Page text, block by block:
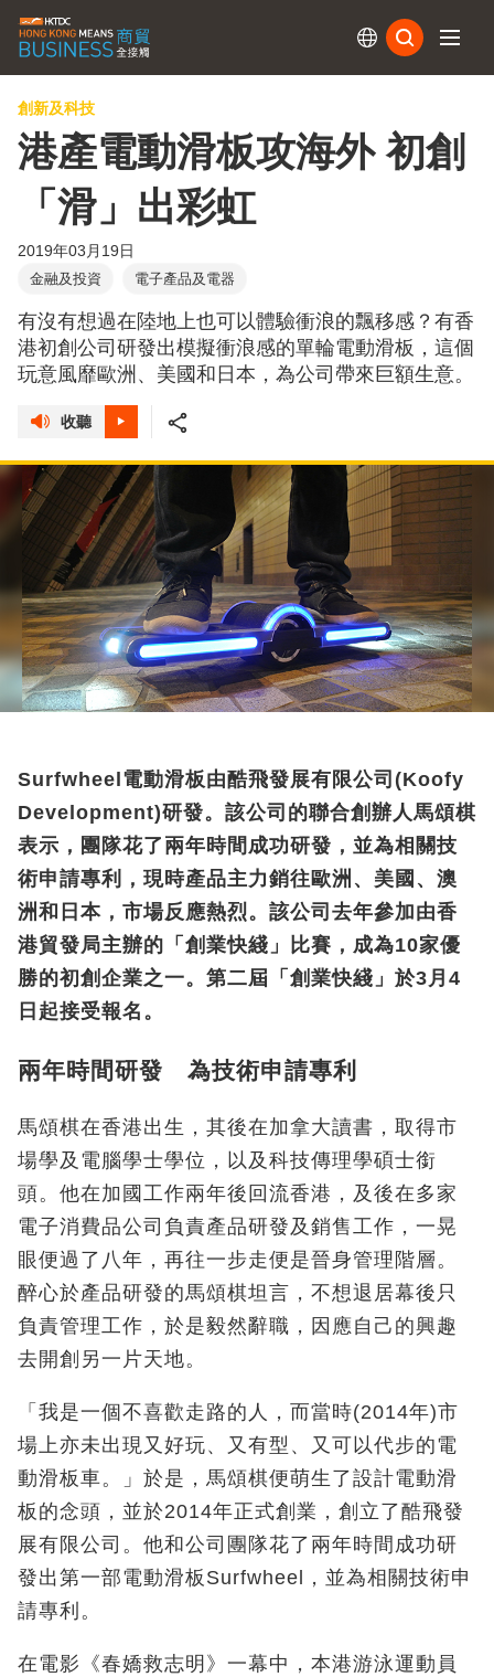
創新及科技
港產電動滑板攻海外 初創
「滑」出彩虹
2019年03月19日
金融及投資 電子產品及電器
有沒有想過在陸地上也可以體驗衝浪的飄移感？有香
港初創公司研發出模擬衝浪感的單輪電動滑板，這個
玩意風靡歐洲、美國和日本，為公司帶來巨額生意。
收聽
Surfwheel電動滑板由酷飛發展有限公司(Koofy
Development)研發。該公司的聯合創辦人馬頌棋
表示，團隊花了兩年時間成功研發，並為相關技
術申請專利，現時產品主力銷往歐洲、美國、澳
洲和日本，市場反應熱烈。該公司去年參加由香
港貿發局主辦的「創業快綫」比賽，成為10家優
勝的初創企業之一。第二屆「創業快綫」於3月4
日起接受報名。
兩年時間研發 為技術申請專利
馬頌棋在香港出生，其後在加拿大讀書，取得市
場學及電腦學士學位，以及科技傳理學碩士銜
頭。他在加國工作兩年後回流香港，及後在多家
電子消費品公司負責產品研發及銷售工作，一晃
眼便過了八年，再往一步走便是晉身管理階層。
醉心於產品研發的馬頌棋坦言，不想退居幕後只
負責管理工作，於是毅然辭職，因應自己的興趣
去開創另一片天地。
「我是一個不喜歡走路的人，而當時(2014年)市
場上亦未出現又好玩、又有型、又可以代步的電
動滑板車。」於是，馬頌棋便萌生了設計電動滑
板的念頭，並於2014年正式創業，創立了酷飛發
展有限公司。他和公司團隊花了兩年時間成功研
發出第一部電動滑板Surfwheel，並為相關技術申
請專利。
在電影《春嬌救志明》一幕中，本港游泳運動員